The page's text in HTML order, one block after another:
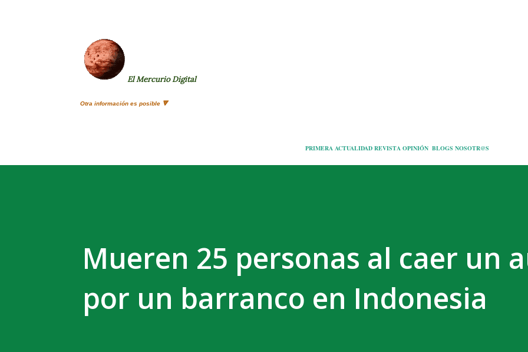
El Mercurio Digital
Otra información es posible 🔻
PRIMERA ACTUALIDAD REVISTA OPINIÓN BLOGS NOSOTR@S
Mueren 25 personas al caer un
por un barranco en Indonesia